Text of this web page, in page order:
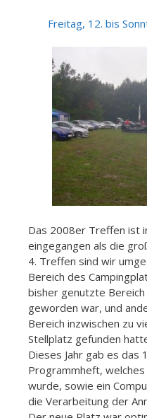
Freitag, 12. bis
Das 2008er Treffen ist
eingegangen als die
4. Treffen sind wir
Bereich des
bisher genutzte
geworden war, und
Bereich inzwischen zu
Stellplatz gefunden
Dieses Jahr gab es das
Programmheft,
wurde, sowie ein
die Verarbeitung der